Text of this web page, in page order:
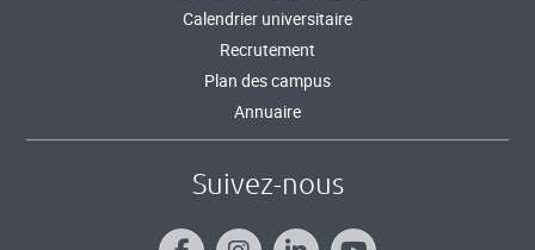
Calendrier universitaire
Recrutement
Plan des campus
Annuaire
Suivez-nous